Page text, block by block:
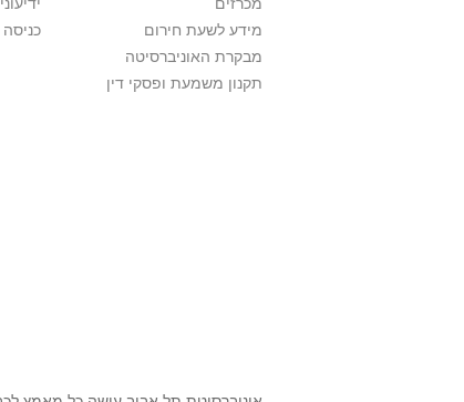
מידע לשעת חירום
מבקרת האוניברסיטה
תקנון משמעת ופסקי דין